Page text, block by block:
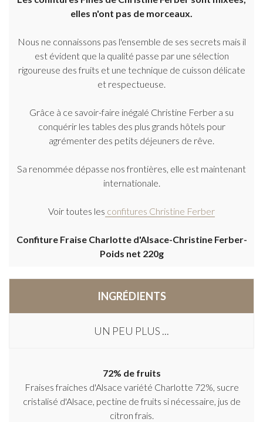
elles n'ont pas de morceaux.
Nous ne connaissons pas l'ensemble de ses secrets mais il
est évident que la qualité passe par une sélection
rigoureuse des fruits et une technique de cuisson délicate
et respectueuse.
Grâce à ce savoir-faire inégalé Christine Ferber a su
conquérir les tables des plus grands hôtels pour
agrémenter des petits déjeuners de rêve.
Sa renommée dépasse nos frontières, elle est maintenant
internationale.
Voir toutes les confitures Christine Ferber
Confiture Fraise Charlotte d'Alsace-Christine Ferber-
Poids net 220g
INGRÉDIENTS
UN PEU PLUS ...
72% de fruits
Fraises fraiches d'Alsace variété Charlotte 72%, sucre
cristalisé d'Alsace, pectine de fruits si nécessaire, jus de
citron frais.